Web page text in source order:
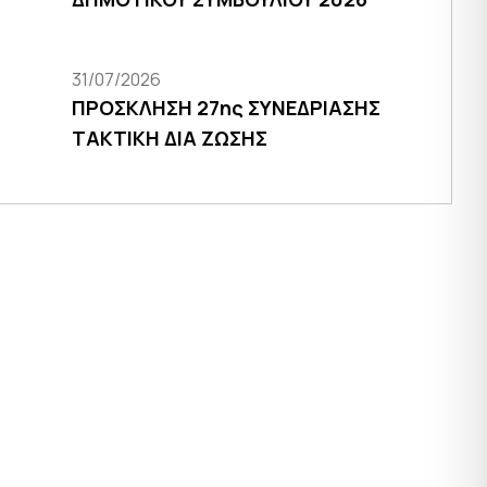
31/07/2026
ΠΡΟΣΚΛΗΣΗ 27ης ΣΥΝΕΔΡΙΑΣΗΣ
ΤΑΚΤΙΚΗ ΔΙΑ ΖΩΣΗΣ